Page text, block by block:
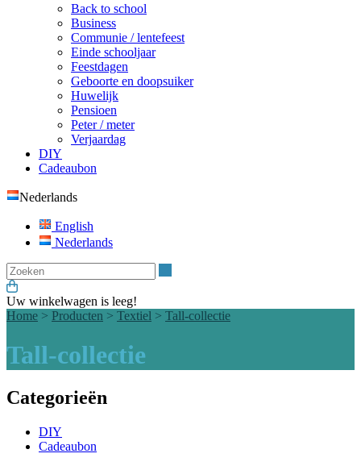
Back to school
Business
Communie / lentefeest
Einde schooljaar
Feestdagen
Geboorte en doopsuiker
Huwelijk
Pensioen
Peter / meter
Verjaardag
DIY
Cadeaubon
Nederlands
English
Nederlands
Uw winkelwagen is leeg!
Home > Producten > Textiel > Tall-collectie
Tall-collectie
Categorieën
DIY
Cadeaubon